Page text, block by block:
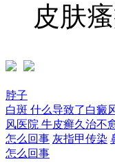
皮肤
脖子
白斑 什么导致了白癜
风医院 牛皮癣久治不
怎么回事 灰指甲传染
怎么回事